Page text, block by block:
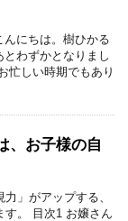
にちは。樹ひかる
わずかとなりまし
忙しい時期でもあり
、お子様の自
」がアップする、
す。 目次1 お嬢さん